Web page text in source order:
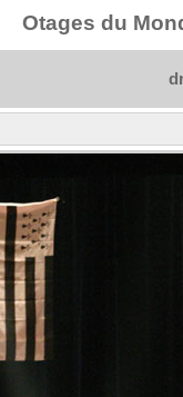
Otages du